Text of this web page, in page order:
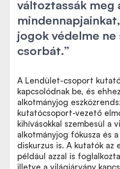
változtassák meg
jogok védelme ne
csorbát.”
A Lendület-csoport
kapcsolódnak be, és
alkotmányjog
kutatócsoport-vezető
kihívásokkal szembesül a
alkotmányjog fókusza és
diskurzus is. A kutatók az
például azzal is
illetve a világjárvány